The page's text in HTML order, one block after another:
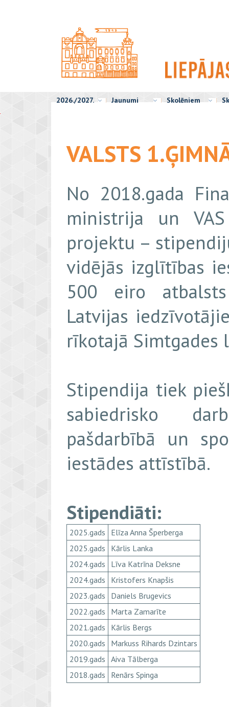
2026./2027. Jaunumi Skolēniem
VALSTS
No 2018.gada
ministrija un
projektu –
vidējās izglītības
500 eiro
Latvijas
rīkotajā Simtgades
Stipendija tiek
sabiedrisko
pašdarbībā un
iestādes attīstībā.
Stipendiāti:
2025.gads
Elīza Anna Šperberga
2025.gads
Kārlis Lanka
2024.gads
Līva Katrīna Deksne
2024.gads
Kristofers Knapšis
2023.gads
Daniels Brugevics
2022.gads
Marta Zamarīte
2021.gads
Kārlis Bergs
2020.gads
Markuss Rihards Dzintars
2019.gads Aiva Tālberga
2018.gads
Renārs Spinga